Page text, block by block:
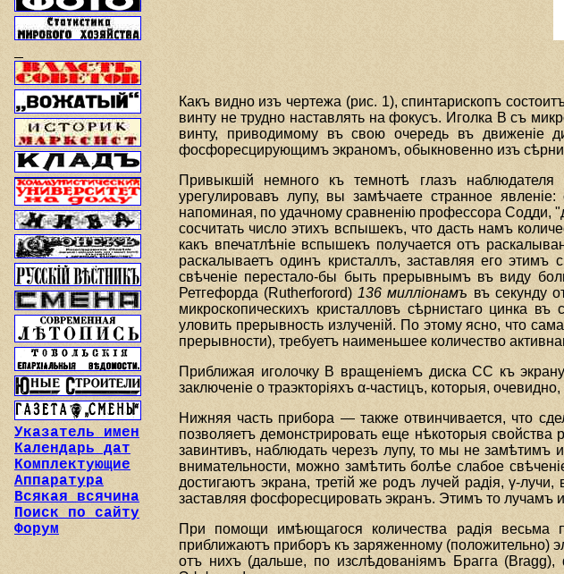
Указатель имен
Календарь дат
Комплектующие
Аппаратура
Всякая всячина
Поиск по сайту
Форум
Какъ видно изъ чертежа (рис. 1), спинтарископъ
винту не трудно наставлять на фокусъ. Иголка В съ
винту, приводимому въ свою очередь въ движенiе
фосфоресцирующимъ экраномъ, обыкновенно изъ
Привыкшiй немного къ темнотѣ глазъ
урегулировавъ лупу, вы замѣчаете странное
напоминая, по удачному сравненiю профессора Содди,
сосчитать число этихъ вспышекъ, что дасть намъ
какъ впечатлѣнiе вспышекъ получается отъ
раскалываетъ одинъ кристаллъ, заставляя его
свѣченiе перестало-бы быть прерывнымъ въ виду
Ретгефорда (Rutherforord)136 миллiонамъ въ секунду
микроскопическихъ кристалловъ сѣрнистаго цинка
уловить прерывность излученiй. По этому ясно, что
прерывности), требуетъ наименьшее количество
Приближая иголочку В вращенiемъ диска СС къ
заключенiе о траэкторiяхъ α-частицъ, которыя,
Нижняя часть прибора — также отвинчивается, что
позволяетъ демонстрировать еще нѣкоторыя
завинтивъ, наблюдать черезъ лупу, то мы не
внимательности, можно замѣтить болѣе слабое
достигаютъ экрана, третiй же родъ лучей радiя, γ-
заставляя фосфоресцировать экранъ. Этимъ то лучамъ
При помощи имѣющагося количества радiя весьма
приближаютъ приборъ къ заряженному (положительно)
отъ нихъ (дальше, по изслѣдованiямъ Брагга